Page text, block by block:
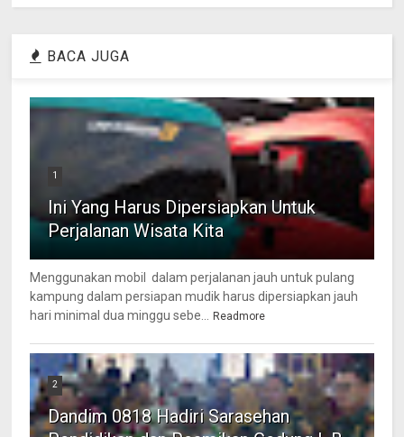
BACA JUGA
1
Ini Yang Harus Dipersiapkan Untuk
Perjalanan Wisata Kita
Menggunakan mobil dalam perjalanan jauh untuk pulang
kampung dalam persiapan mudik harus dipersiapkan jauh
hari minimal dua minggu sebe...
Readmore
2
Dandim 0818 Hadiri Sarasehan